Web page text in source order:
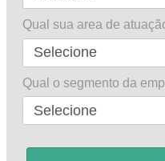
Qual sua area de
Qual o segmento da